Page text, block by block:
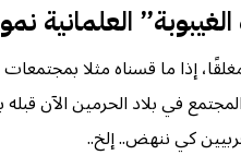
العلمانية
إذا ما قسناه مثلا
في بلاد الحرمين
كي ننهض.. إلخ..